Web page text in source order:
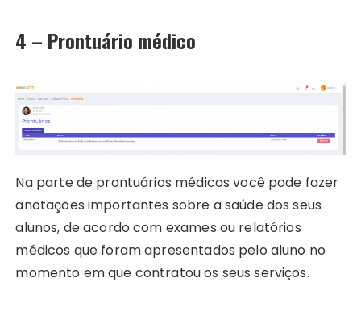
4 – Prontuário médico
Na parte de prontuários médicos você pode fazer
anotações importantes sobre a saúde dos seus
alunos, de acordo com exames ou relatórios
médicos que foram apresentados pelo aluno no
momento em que contratou os seus serviços.